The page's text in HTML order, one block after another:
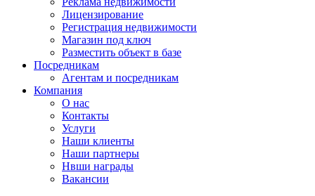
Лицензирование
Регистрация недвижимости
Магазин под ключ
Разместить объект в базе
Посредникам
Агентам и посредникам
Компания
О нас
Контакты
Услуги
Наши клиенты
Наши партнеры
Нвши награды
Вакансии